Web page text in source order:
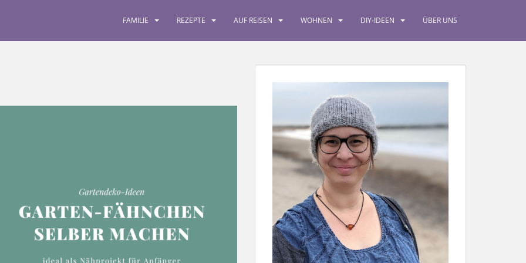
FAMILIE REZEPTE AUF REISEN WOHNEN DIY-IDEEN ÜBER UNS